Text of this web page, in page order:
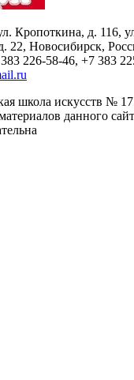
Кропоткина, д. 116,
22, Новосибирск,
226-58-46, +7 383
школа искусств №
данного